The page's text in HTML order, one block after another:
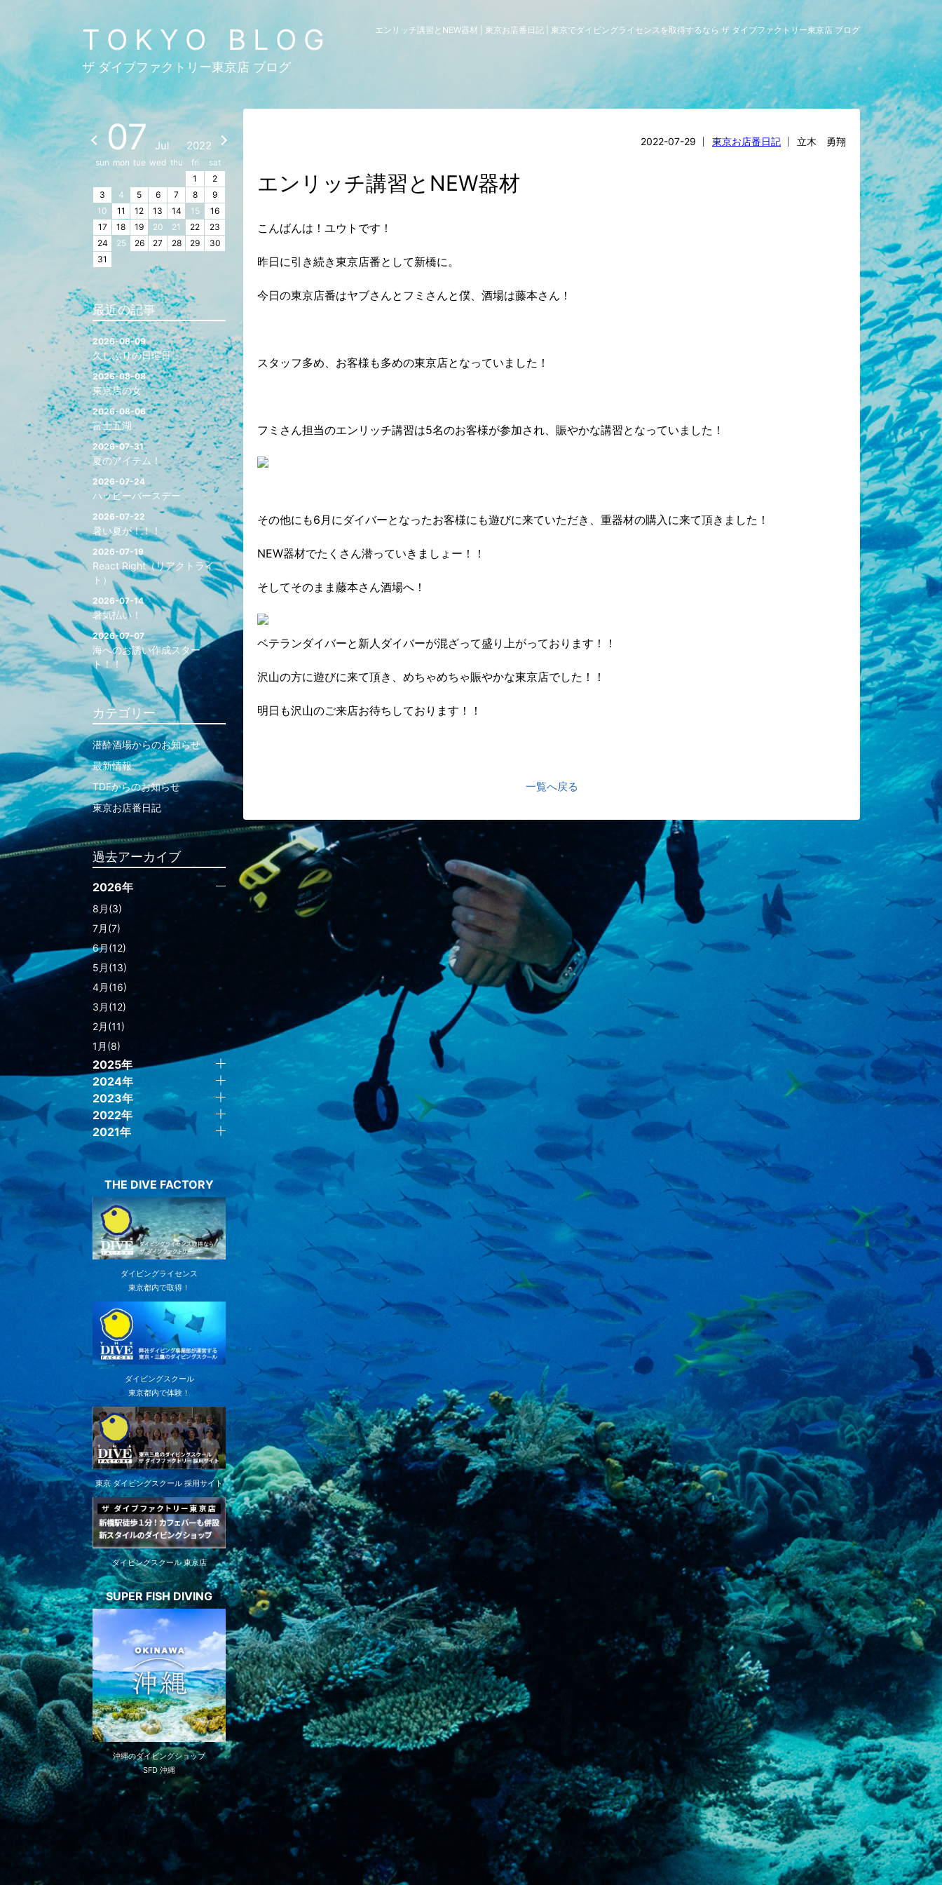
TOKYO BLOG
ザ ダイブファクトリー東京店 ブログ
エンリッチ講習とNEW器材 | 東京お店番日記 | 東京でダイビングライセンスを取得するなら ザ ダイブファクトリー東京店 ブログ
2022-07-29 東京お店番日記 立木 勇翔
エンリッチ講習とNEW器材
こんばんは！ユウトです！
昨日に引き続き東京店番として新橋に。
今日の東京店番はヤブさんとフミさんと僕、酒場は藤本さん！
スタッフ多め、お客様も多めの東京店となっていました！
フミさん担当のエンリッチ講習は5名のお客様が参加され、賑やかな講習となっていました！
その他にも6月にダイバーとなったお客様にも遊びに来ていただき、重器材の購入に来て頂きました！
NEW器材でたくさん潜っていきましょー！！
そしてそのまま藤本さん酒場へ！
ベテランダイバーと新人ダイバーが混ざって盛り上がっております！！
沢山の方に遊びに来て頂き、めちゃめちゃ賑やかな東京店でした！！
明日も沢山のご来店お待ちしております！！
一覧へ戻る
07 Jul 2022
sun mon tue wed thu fri
sat
1
2
3
4 5 6 7 8
9
10
11 12 13 14 15
16
17
18 19 20 21 22
23
24
25 26 27 28 29
30
31
最近の記事
2026-08-09
久しぶりの日曜日
2026-08-08
東京店の女
2026-08-06
富士五湖
2026-07-31
夏のアイテム！
2026-07-24
ハッピーバースデー
2026-07-22
暑い夏が！！！
2026-07-19
React Right（リアクトライ
ト）
2026-07-14
暑気払い！
2026-07-07
海へのお誘い作成スター
ト！！
カテゴリー
潜酔酒場からのお知らせ
最新情報
TDFからのお知らせ
東京お店番日記
過去アーカイブ
2026年
8月(3)
7月(7)
6月(12)
5月(13)
4月(16)
3月(12)
2月(11)
1月(8)
2025年
2024年
2023年
2022年
2021年
THE DIVE FACTORY
ダイビングライセンス
東京都内で取得！
ダイビングスクール
東京都内で体験！
東京 ダイビングスクール 採用サイト
ダイビングスクール 東京店
SUPER FISH DIVING
沖縄のダイビングショップ
SFD 沖縄